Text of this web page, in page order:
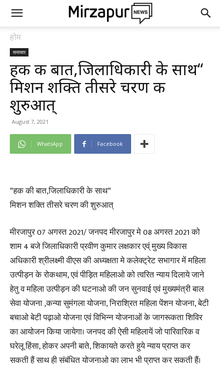
होम
समाचार
हक की बात,जिलाधिकारी के साथ“
मिशन शक्ति तीसरे चरण की
शुरुआत्
August 7, 2021
WhatsApp Facebook
“हक की बात,जिलाधिकारी के साथ“
मिशन शक्ति तीसरे चरण की शुरुआत्
मीरजापुर 07 अगस्त 2021/ जनपद मीरजापुर मे 08 अगस्त 2021 को
शाम 4 बजे जिलाधिकारी प्रवीण कुमार लक्षकार एव्ं मुख्य विकास
अधिकारी श्रीलक्ष्मी वीएस की अध्यक्षता मे कलेक्ट्रेट सभागार में महिला
उत्पीड़न के रोकथाम, एवं पीड़ित महिलाओ को त्वरित न्याय दिलाये जाने
हेतु व महिला उत्पीड़न की घटनाओ की जन सुनवाई एवं मुख्यमंत्री बाल
सेवा योजना ,कन्या सुमंगला योजना, निराश्रित महिला पेंशन योजना, बेटी
बचाओ बेटी पढ़ाओ योजना एवं विभिन्न योजनाओं के जागरूकता शिविर
का आयोजन किया जायेगा। जनपद की ऐसी महिलायें जो पारिवारिक व
घरेलू हिंसा, होकर अपनी बाते, शिकायते करते हुये न्याय प्राप्त कर
सकती हैं साथ ही संबंधित योजनाओ का लाभ भी प्राप्त कर सकती हैं।